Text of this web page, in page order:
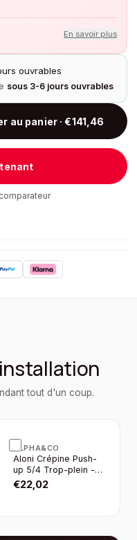
En savoir plus
ouvrables
sous 3-6 jours ouvrables
au panier · €141,46
tout d'un coup.
ALPHA&CO
Aloni Crépine Push-
up 5/4 Trop-plein -
OR Brossé
€22,02